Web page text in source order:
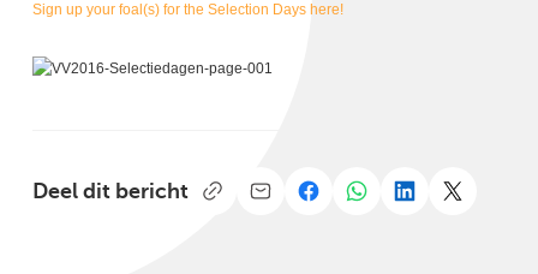
Sign up your foal(s) for the Selection Days here!
Deel dit bericht